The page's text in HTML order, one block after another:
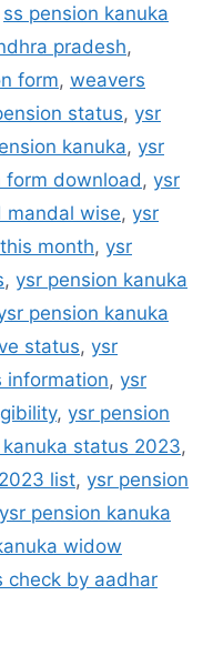
ss pension kanuka
pradesh,
form, weavers
status, ysr
kanuka, ysr
form download , ysr
mandal wise, ysr
month, ysr
, ysr pension kanuka
pension kanuka
status, ysr
information, ysr
, ysr pension
status 2023,
list, ysr pension
ysr pension kanuka
widow
check by aadhar